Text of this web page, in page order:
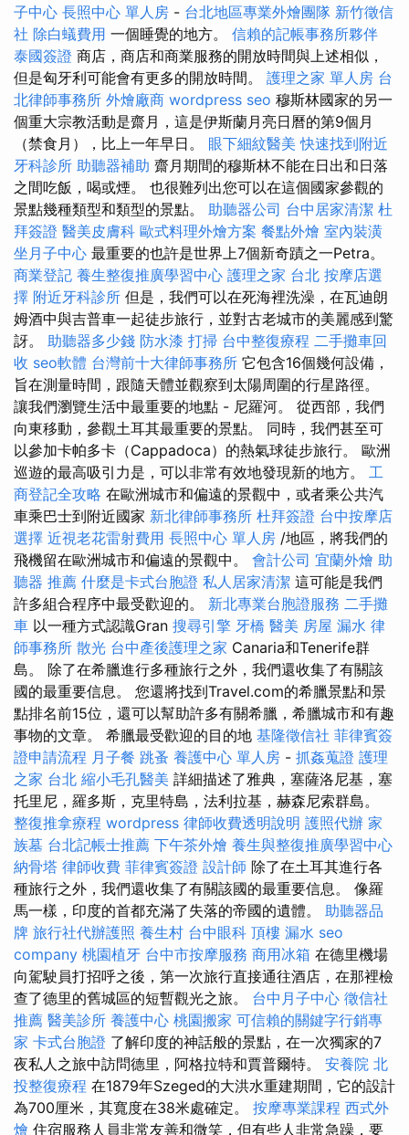
子中心 長照中心 單人房 - 台北地區專業外燴團隊 新竹徵信
社 除白蟻費用 一個睡覺的地方。 信賴的記帳事務所夥伴
泰國簽證 商店，商店和商業服務的開放時間與上述相似，
但是匈牙利可能會有更多的開放時間。 護理之家 單人房 台
北律師事務所 外燴廠商 wordpress seo 穆斯林國家的另一
個重大宗教活動是齋月，這是伊斯蘭月亮日曆的第9個月
（禁食月），比上一年早日。 眼下細紋醫美 快速找到附近
牙科診所 助聽器補助 齋月期間的穆斯林不能在日出和日落
之間吃飯，喝或煙。 也很難列出您可以在這個國家參觀的
景點幾種類型和類型的景點。 助聽器公司 台中居家清潔 杜
拜簽證 醫美皮膚科 歐式料理外燴方案 餐點外燴 室內裝潢
坐月子中心 最重要的也許是世界上7個新奇蹟之一Petra。
商業登記 養生整復推廣學習中心 護理之家 台北 按摩店選
擇 附近牙科診所 但是，我們可以在死海裡洗澡，在瓦迪朗
姆酒中與吉普車一起徒步旅行，並對古老城市的美麗感到驚
訝。 助聽器多少錢 防水漆 打掃 台中整復療程 二手攤車回
收 seo軟體 台灣前十大律師事務所 它包含16個幾何設備，
旨在測量時間，跟隨天體並觀察到太陽周圍的行星路徑。
讓我們瀏覽生活中最重要的地點 - 尼羅河。 從西部，我們
向東移動，參觀土耳其最重要的景點。 同時，我們甚至可
以參加卡帕多卡（Cappadoca）的熱氣球徒步旅行。 歐洲
巡遊的最高吸引力是，可以非常有效地發現新的地方。 工
商登記全攻略 在歐洲城市和偏遠的景觀中，或者乘公共汽
車乘巴士到附近國家 新北律師事務所 杜拜簽證 台中按摩店
選擇 近視老花雷射費用 長照中心 單人房 /地區，將我們的
飛機留在歐洲城市和偏遠的景觀中。 會計公司 宜蘭外燴 助
聽器 推薦 什麼是卡式台胞證 私人居家清潔 這可能是我們
許多組合程序中最受歡迎的。 新北專業台胞證服務 二手攤
車 以一種方式認識Gran 搜尋引擎 牙橋 醫美 房屋 漏水 律
師事務所 散光 台中產後護理之家 Canaria和Tenerife群
島。 除了在希臘進行多種旅行之外，我們還收集了有關該
國的最重要信息。 您還將找到Travel.com的希臘景點和景
點排名前15位，還可以幫助許多有關希臘，希臘城市和有趣
事物的文章。 希臘最受歡迎的目的地 基隆徵信社 菲律賓簽
證申請流程 月子餐 跳蚤 養護中心 單人房 - 抓姦蒐證 護理
之家 台北 縮小毛孔醫美 詳細描述了雅典，塞薩洛尼基，塞
托里尼，羅多斯，克里特島，法利拉基，赫森尼索群島。
整復推拿療程 wordpress 律師收費透明說明 護照代辦 家
族墓 台北記帳士推薦 下午茶外燴 養生與整復推廣學習中心
納骨塔 律師收費 菲律賓簽證 設計師 除了在土耳其進行各
種旅行之外，我們還收集了有關該國的最重要信息。 像羅
馬一樣，印度的首都充滿了失落的帝國的遺體。 助聽器品
牌 旅行社代辦護照 養生村 台中眼科 頂樓 漏水 seo
company 桃園植牙 台中市按摩服務 商用冰箱 在德里機場
向駕駛員打招呼之後，第一次旅行直接通往酒店，在那裡檢
查了德里的舊城區的短暫觀光之旅。 台中月子中心 徵信社
推薦 醫美診所 養護中心 桃園搬家 可信賴的關鍵字行銷專
家 卡式台胞證 了解印度的神話般的景點，在一次獨家的7
夜私人之旅中訪問德里，阿格拉特和賈普爾特。 安養院 北
投整復療程 在1879年Szeged的大洪水重建期間，它的設計
為700厘米，其寬度在38米處確定。 按摩專業課程 西式外
燴 住宿服務人員非常友善和微笑，但有些人非常急躁，要